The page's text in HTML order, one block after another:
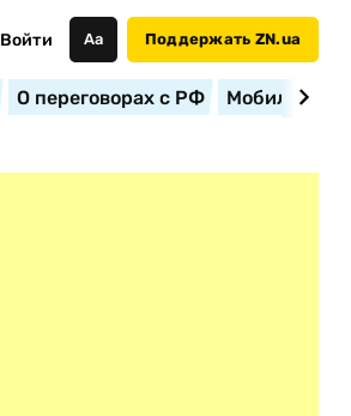
Войти Аа Поддержать ZN.ua
О переговорах с РФ